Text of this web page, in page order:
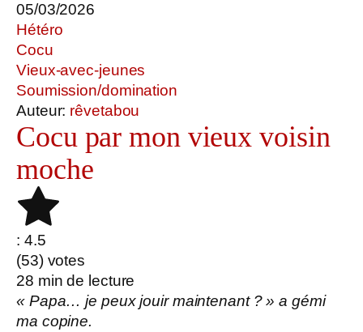
05/03/2026
Hétéro
Cocu
Vieux-avec-jeunes
Soumission/domination
Auteur: rêvetabou
Cocu par mon vieux voisin
moche
: 4.5
(53) votes
28 min de lecture
« Papa… je peux jouir maintenant ? » a gémi
ma copine.